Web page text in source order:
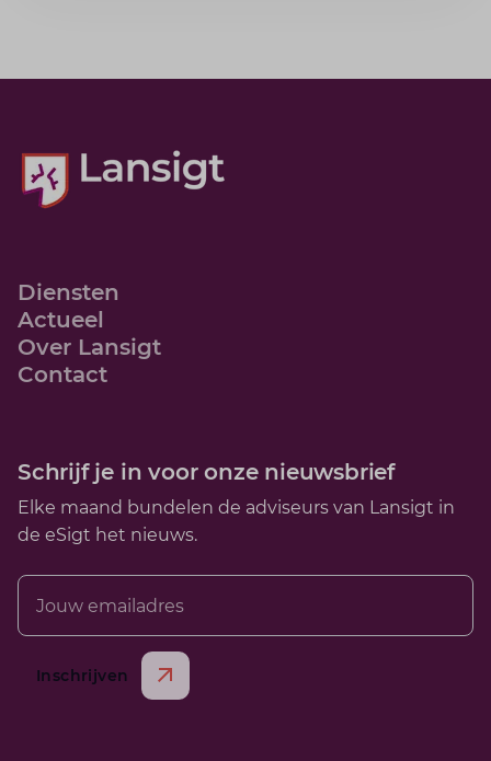
Diensten
Actueel
Over Lansigt
Contact
Schrijf je in voor onze nieuwsbrief
Elke maand bundelen de adviseurs van Lansigt in
de eSigt het nieuws.
Jouw emailadres
Inschrijven